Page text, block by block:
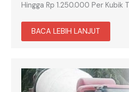
Hingga Rp 1.250.000 Per Kubik
BACA LEBIH LANJUT